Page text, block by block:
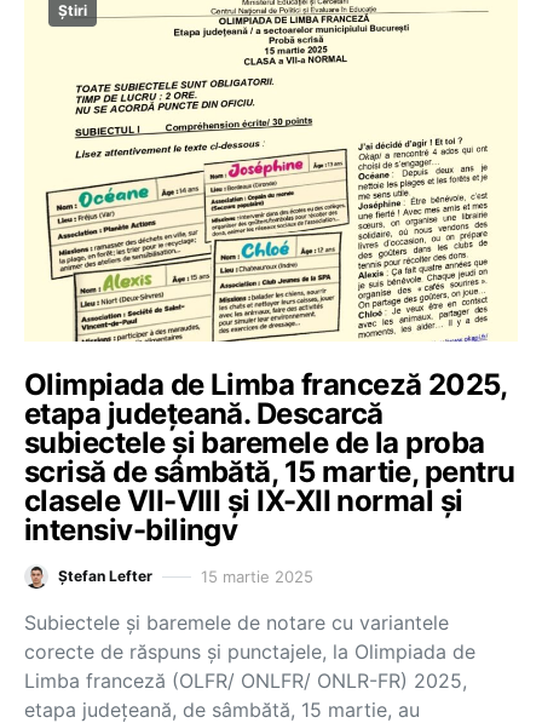
Știri
Olimpiada de Limba franceză 2025,
etapa județeană. Descarcă
subiectele și baremele de la proba
scrisă de sâmbătă, 15 martie, pentru
clasele VII-VIII și IX-XII normal și
intensiv-bilingv
Ștefan Lefter 15 martie 2025
Subiectele și baremele de notare cu variantele
corecte de răspuns și punctajele, la Olimpiada de
Limba franceză (OLFR/ ONLFR/ ONLR-FR) 2025,
etapa județeană, de sâmbătă, 15 martie, au